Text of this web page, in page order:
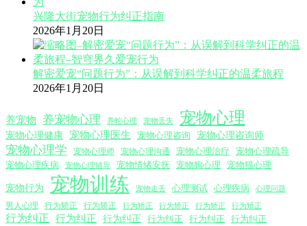
兴隆大街宠物行为纠正指南
2026年1月20日
解密爱宠“问题行为”：从误解到科学纠正的温柔旅程
2026年1月20日
养宠物 养宠物心理 养蛇心理 宠物丢失 宠物心理
宠物心理健康 宠物心理医生 宠物心理咨询 宠物心理咨询师
宠物心理学 宠物心理师 宠物心理沟通 宠物心理治疗
宠物心理疏导
宠物心理疾病
宠物心理辅导 宠物情绪安抚 宠物狗心理 宠物猫心理
宠物行为 宠物训练 宠物走丢 心理测试 心理疾病 心理问题
男人心理 行为矫正 行为矫正 行为矫正 行为矫正 行为矫正 行为矫正
行为纠正 行为纠正 行为纠正 行为纠正 行为纠正 行为纠正